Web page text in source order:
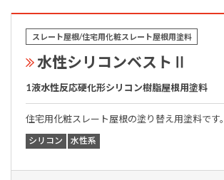
スレート屋根/住宅用化粧スレート屋根用塗料
水性シリコンベストⅡ
1液水性反応硬化形シリコン樹脂屋根用塗料
住宅用化粧スレート屋根の塗り替え用塗料です。
シリコン 水性系